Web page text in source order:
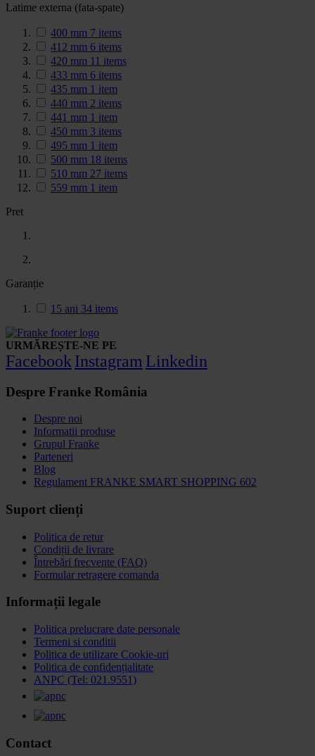
Latime externa (fata-spate)
400 mm 7 items
412 mm 6 items
420 mm 11 items
433 mm 6 items
435 mm 1 item
440 mm 2 items
441 mm 1 item
450 mm 3 items
495 mm 1 item
500 mm 18 items
510 mm 27 items
559 mm 1 item
Pret
Garanție
15 ani 34 items
URMĂREȘTE-NE PE
Facebook Instagram Linkedin
Despre Franke România
Despre noi
Informatii produse
Grupul Franke
Parteneri
Blog
Regulament FRANKE SMART SHOPPING 602
Suport clienți
Politica de retur
Condiții de livrare
Întrebări frecvente (FAQ)
Formular retragere comanda
Informații legale
Politica prelucrare date personale
Termeni si conditii
Politica de utilizare Cookie-uri
Politica de confidențialitate
ANPC (Tel: 021.9551)
Contact